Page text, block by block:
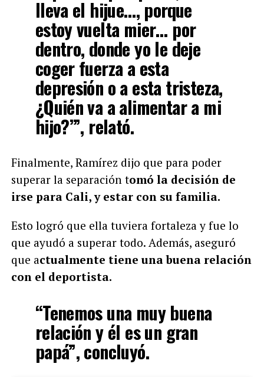
lleva el hijue…, porque
estoy vuelta mier… por
dentro, donde yo le deje
coger fuerza a esta
depresión o a esta tristeza,
¿Quién va a alimentar a mi
hijo?’”, relató.
Finalmente, Ramírez dijo que para poder
superar la separación tomó la decisión de
irse para Cali, y estar con su familia.
Esto logró que ella tuviera fortaleza y fue lo
que ayudó a superar todo. Además, aseguró
que actualmente tiene una buena relación
con el deportista.
“Tenemos una muy buena
relación y él es un gran
papá”, concluyó.